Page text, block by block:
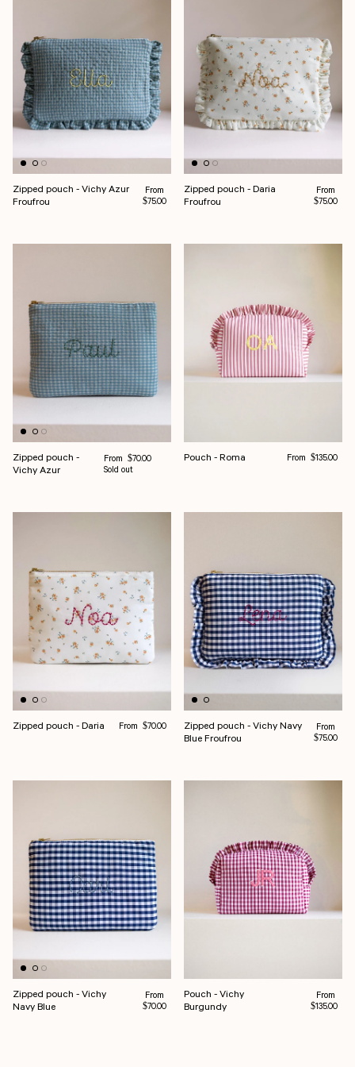
Zipped pouch - Vichy Azur
Froufrou
Regular price
From
$75.00
Zipped pouch - Daria
Froufrou
Regular
From
$75.00
Zipped pouch -
Vichy Azur
Regular price
From $70.00
Sold out
Pouch - Roma Regular price
From $135.00
Zipped pouch - Daria Regular price
From $70.00
Zipped pouch - Vichy Navy
Blue Froufrou
Regular
From
$75.00
Zipped pouch - Vichy
Navy Blue
Regular price
From
$70.00
Pouch - Vichy
Burgundy
Regular
From
$135.00